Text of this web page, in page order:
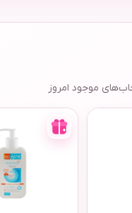
موجود امروز